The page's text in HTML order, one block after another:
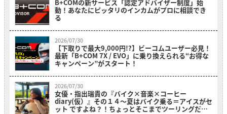
B+COMの新サービス「認定アドバイザー制度」始
動！あなたにピッタリのインカムがプロに相談でき
る
2026/07/30
【下取りで最大9,000円!?】ビーコムユーザー必見！
最新「B+COM 7X / EVO」に乗り換えられる“お得な
キャンペーン”がスタート！
2026/07/30
女優・指出瑞貴の『バイク×音楽×コーヒー
diary(仮）』その１４〜夏はバイク乗る＝アイスがセ
ット ですよね？！ちょっとそこまでツーリングだ